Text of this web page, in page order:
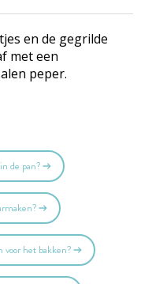
en de gegrilde
met een
peper.
de pan?
voor het bakken?